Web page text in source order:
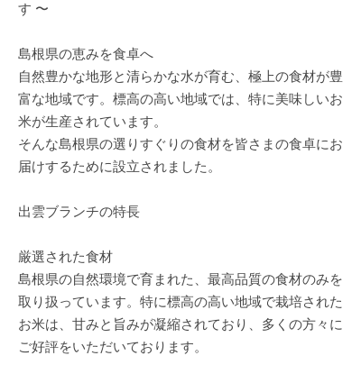
す 〜
島根県の恵みを食卓へ
自然豊かな地形と清らかな水が育む、極上の食材が豊
富な地域です。標高の高い地域では、特に美味しいお
米が生産されています。
そんな島根県の選りすぐりの食材を皆さまの食卓にお
届けするために設立されました。
出雲ブランチの特長
厳選された食材
島根県の自然環境で育まれた、最高品質の食材のみを
取り扱っています。特に標高の高い地域で栽培された
お米は、甘みと旨みが凝縮されており、多くの方々に
ご好評をいただいております。